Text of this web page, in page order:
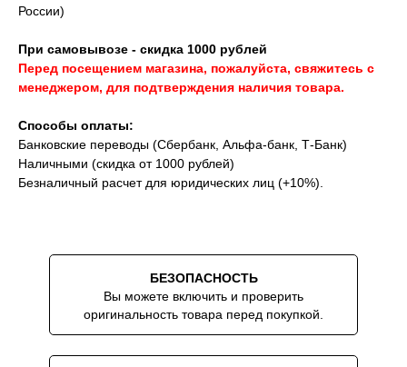
России)
При самовывозе - скидка 1000 рублей
Перед посещением магазина, пожалуйста, свяжитесь с
менеджером, для подтверждения наличия товара.
Способы оплаты:
Банковские переводы (Сбербанк, Альфа-банк, Т-Банк)
Наличными (скидка от 1000 рублей)
Безналичный расчет для юридических лиц (+10%).
БЕЗОПАСНОСТЬ
Вы можете включить и проверить
оригинальность товара перед покупкой.